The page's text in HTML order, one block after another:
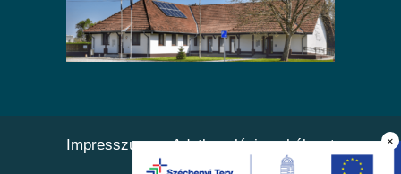
×
Impresszum Adatkezelési szabályzat